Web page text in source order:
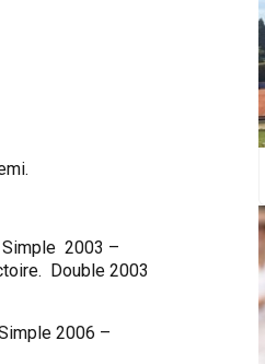
Simple 2003 –
Double 2003
2006 –